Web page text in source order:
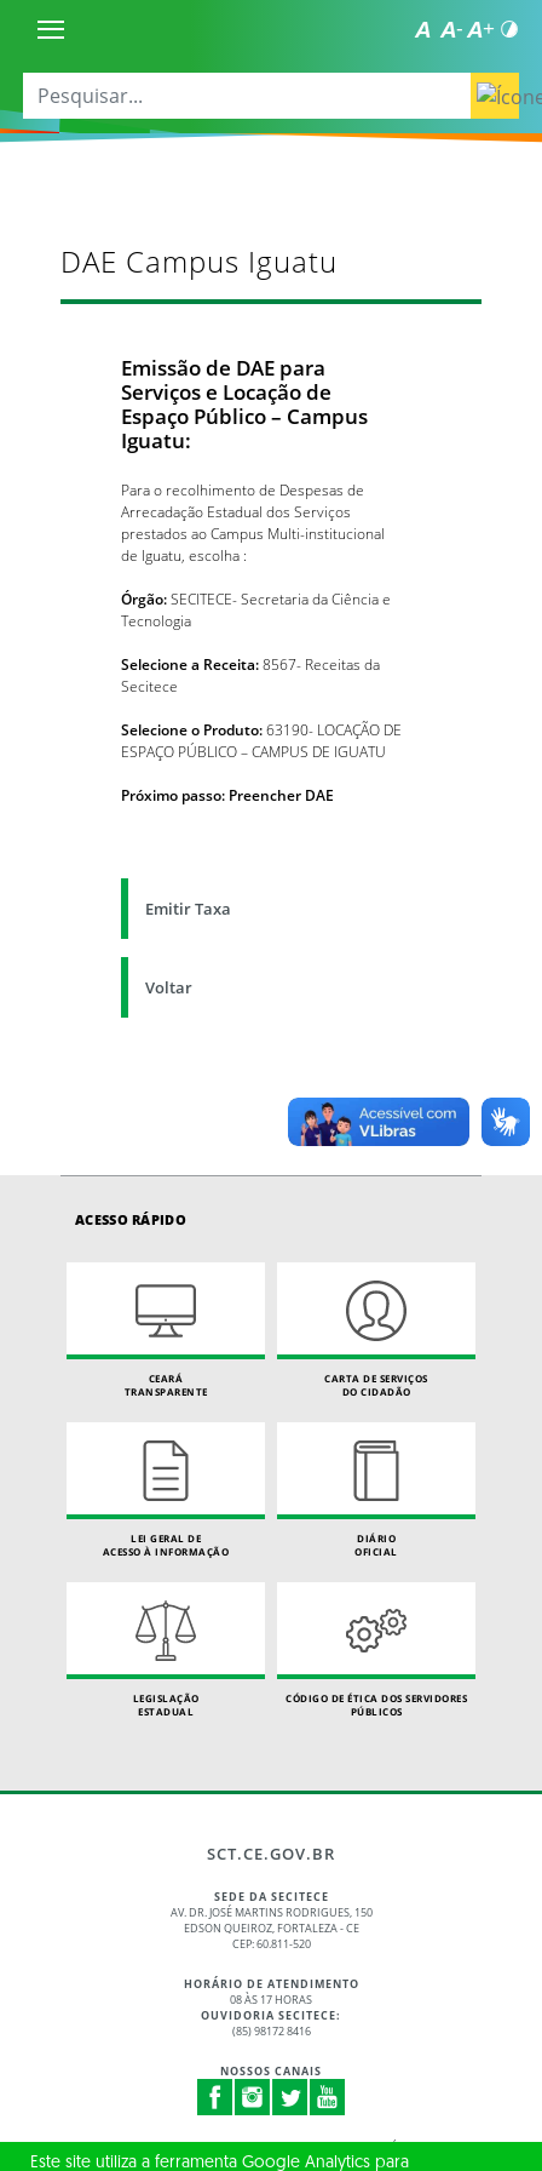
DAE Campus Iguatu
Emissão de DAE para
Serviços e Locação de
Espaço Público – Campus
Iguatu:
Para o recolhimento de Despesas de
Arrecadação Estadual dos Serviços
prestados ao Campus Multi-institucional
de Iguatu, escolha :
Órgão:SECITECE- Secretaria da Ciência e
Tecnologia
Selecione a Receita:8567- Receitas da
Secitece
Selecione o Produto:63190- LOCAÇÃO DE
ESPAÇO PÚBLICO – CAMPUS DE IGUATU
Próximo passo: Preencher DAE
Emitir Taxa
Voltar
ACESSO RÁPIDO
CEARÁ
TRANSPARENTE
CARTA DE SERVIÇOS
DO CIDADÃO
LEI GERAL DE
ACESSO À INFORMAÇÃO
DIÁRIO
OFICIAL
LEGISLAÇÃO
ESTADUAL
CÓDIGO DE ÉTICA DOS SERVIDORES
PÚBLICOS
SCT.CE.GOV.BR
SEDE DA SECITECE
AV. DR. JOSÉ MARTINS RODRIGUES, 150
EDSON QUEIROZ, FORTALEZA - CE
CEP: 60.811-520
HORÁRIO DE ATENDIMENTO
08 ÀS 17 HORAS
OUVIDORIA SECITECE:
(85) 98172 8416
NOSSOS CANAIS
© 2017 - 2026 – GOVERNO DO ESTADO DO CEARÁ
TODOS OS DIREITOS RESERVADOS
Este site utiliza a ferramenta Google Analytics para